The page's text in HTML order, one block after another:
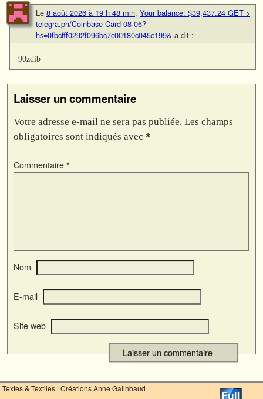
Le 8 août 2026 à 19 h 48 min, Your balance: $39,437.24 GET >
telegra.ph/Coinbase-Card-08-06?
hs=0fbcfff0292f096bc7c00180c045c199& a dit :
90zdib
Laisser un commentaire
Votre adresse e-mail ne sera pas publiée. Les champs
obligatoires sont indiqués avec *
Commentaire *
Nom
E-mail
Site web
Textes & Textiles : Créations Anne Gailhbaud